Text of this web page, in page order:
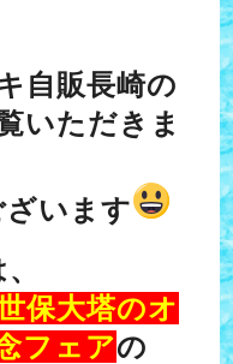
自販長崎の
いただきま
います
保大塔のオ
フェアの